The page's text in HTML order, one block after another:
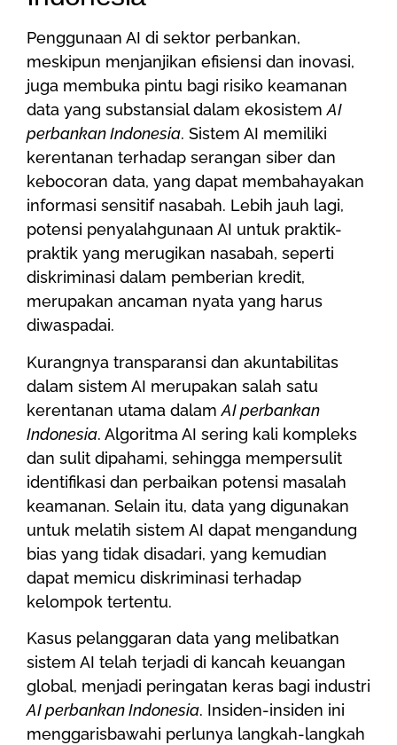
Penggunaan AI di sektor perbankan,
meskipun menjanjikan efisiensi dan inovasi,
juga membuka pintu bagi risiko keamanan
data yang substansial dalam ekosistemAI
perbankan Indonesia. Sistem AI memiliki
kerentanan terhadap serangan siber dan
kebocoran data, yang dapat membahayakan
informasi sensitif nasabah. Lebih jauh lagi,
potensi penyalahgunaan AI untuk praktik-
praktik yang merugikan nasabah, seperti
diskriminasi dalam pemberian kredit,
merupakan ancaman nyata yang harus
diwaspadai.
Kurangnya transparansi dan akuntabilitas
dalam sistem AI merupakan salah satu
kerentanan utama dalamAI perbankan
Indonesia. Algoritma AI sering kali kompleks
dan sulit dipahami, sehingga mempersulit
identifikasi dan perbaikan potensi masalah
keamanan. Selain itu, data yang digunakan
untuk melatih sistem AI dapat mengandung
bias yang tidak disadari, yang kemudian
dapat memicu diskriminasi terhadap
kelompok tertentu.
Kasus pelanggaran data yang melibatkan
sistem AI telah terjadi di kancah keuangan
global, menjadi peringatan keras bagi industri
AI perbankan Indonesia. Insiden-insiden ini
menggarisbawahi perlunya langkah-langkah